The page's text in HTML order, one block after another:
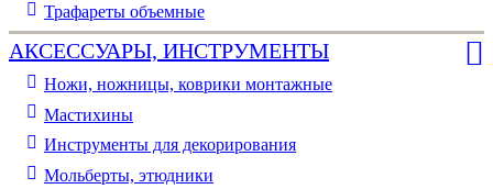
Трафареты объемные
АКСЕССУАРЫ, ИНСТРУМЕНТЫ
Ножи, ножницы, коврики монтажные
Мастихины
Инструменты для декорирования
Мольберты, этюдники